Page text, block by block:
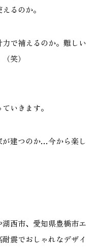
るのか。
で補えるのか。難しい
笑）
いきます。
が建つのか…今から楽し
西市、愛知県豊橋市エ
震でおしゃれなデザイ